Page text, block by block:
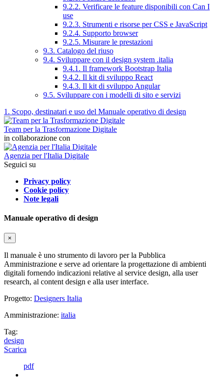
9.2.2. Verificare le feature disponibili con Can I
use
9.2.3. Strumenti e risorse per CSS e JavaScript
9.2.4. Supporto browser
9.2.5. Misurare le prestazioni
9.3. Catalogo del riuso
9.4. Sviluppare con il design system .italia
9.4.1. Il framework Bootstrap Italia
9.4.2. Il kit di sviluppo React
9.4.3. Il kit di sviluppo Angular
9.5. Sviluppare con i modelli di sito e servizi
1. Scopo, destinatari e uso del Manuale operativo di design
Team per la Trasformazione Digitale
in collaborazione con
Agenzia per l'Italia Digitale
Seguici su
Privacy policy
Cookie policy
Note legali
Manuale operativo di design
×
Il manuale è uno strumento di lavoro per la Pubblica
Amministrazione e serve ad orientare la progettazione di ambienti
digitali fornendo indicazioni relative al service design, alla user
research, al content design e alla user interface.
Progetto: Designers Italia
Amministrazione: italia
Tag:
design
Scarica
pdf